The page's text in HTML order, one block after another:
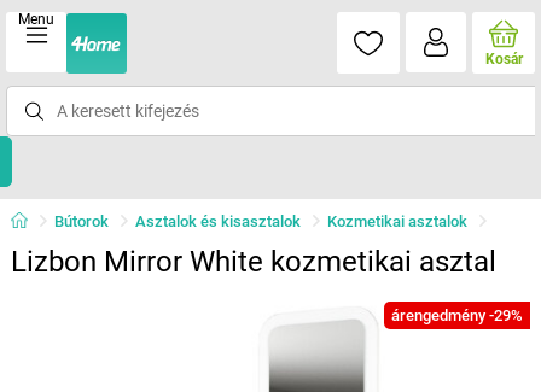
Menu
Kosár
Bútorok Asztalok és kisasztalok Kozmetikai asztalok
Lizbon Mirror White kozmetikai asztal
árengedmény -29%